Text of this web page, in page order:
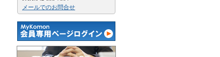
メールでのお問合せ